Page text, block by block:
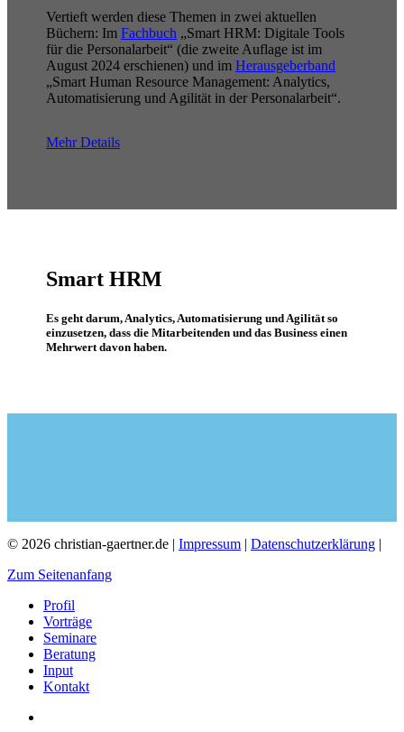
Vertieft werden diese Themen in zwei aktuellen
Büchern: ImFachbuch „Smart HRM: Digitale Tools
für die Personalarbeit“ (die zweite Auflage ist im
August 2024 erschienen) und imHerausgeberband
„Smart Human Resource Management: Analytics,
Automatisierung und Agilität in der Personalarbeit“.
Mehr Details
Smart HRM
Es geht darum, Analytics, Automatisierung und Agilität so
einzusetzen, dass die Mitarbeitenden und das Business einen
Mehrwert davon haben.
© 2026 christian-gaertner.de | Impressum | Datenschutzerklärung |
Zum Seitenanfang
Profil
Vorträge
Seminare
Beratung
Input
Kontakt